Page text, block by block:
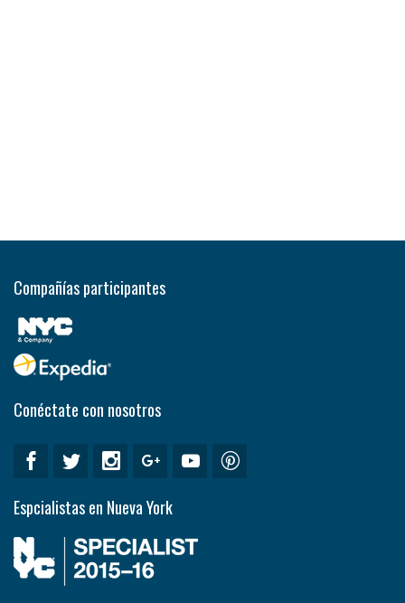
Compañías participantes
Conéctate con nosotros
Espcialistas en Nueva York